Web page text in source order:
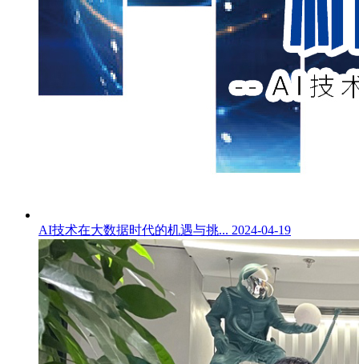
AI技术在大数据时代的机遇与挑... 2024-04-19